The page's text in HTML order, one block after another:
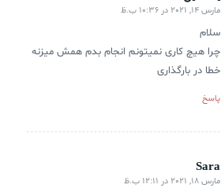
گفته:
مارس 14, 2021 در 10:36 ب.ظ
سلام
چرا هیچ کاری نمیتونم انجام بدم همش میزنه
خطا در بارگذاری
پاسخ
Sara
گفته:
مارس 18, 2021 در 12:11 ب.ظ